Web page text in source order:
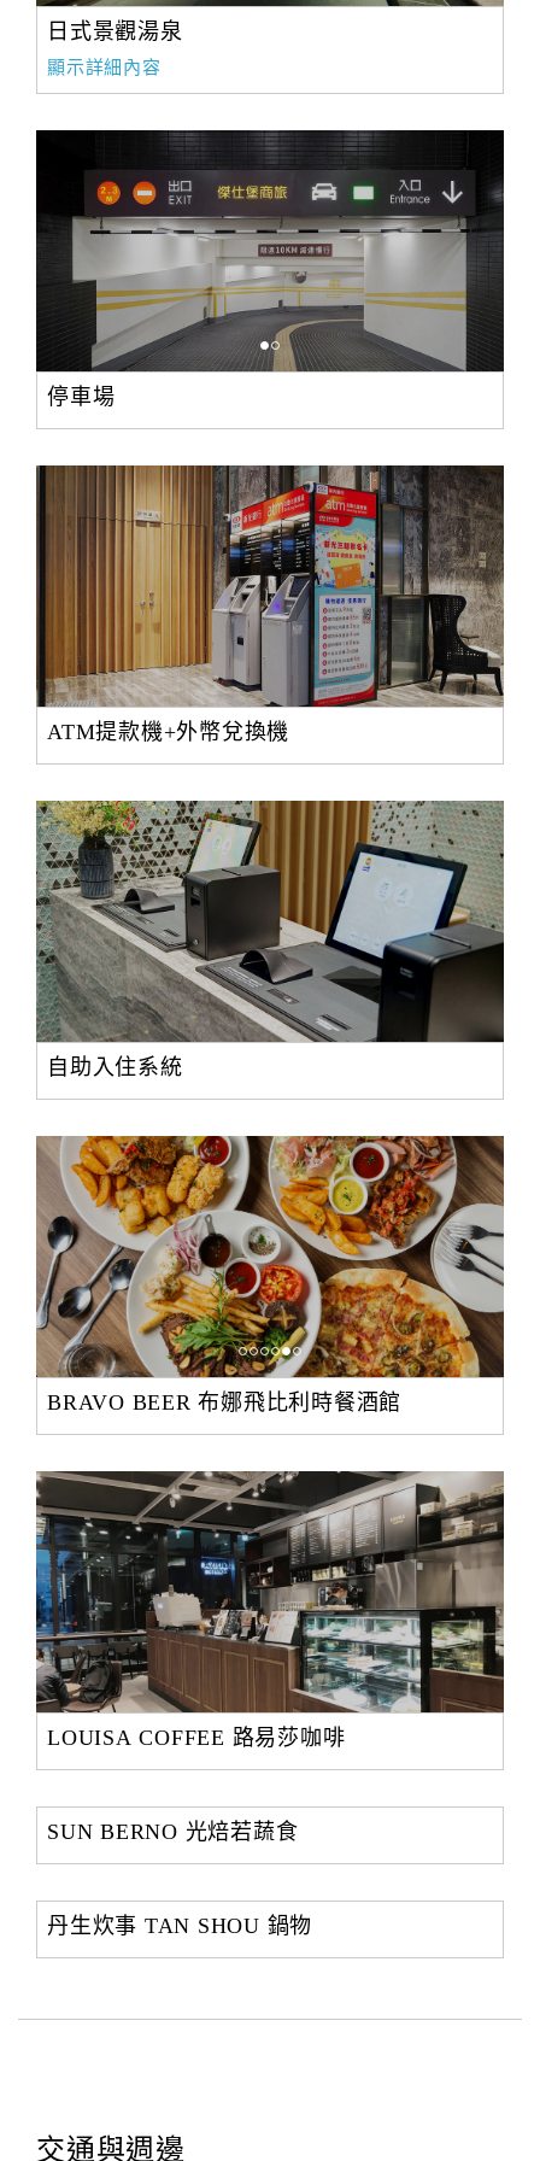
日式景觀湯泉
顯示詳細內容
停車場
ATM提款機+外幣兌換機
自助入住系統
BRAVO BEER 布娜飛比利時餐酒館
LOUISA COFFEE 路易莎咖啡
SUN BERNO 光焙若蔬食
丹生炊事 TAN SHOU 鍋物
交通與週邊